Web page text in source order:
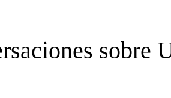
sobre